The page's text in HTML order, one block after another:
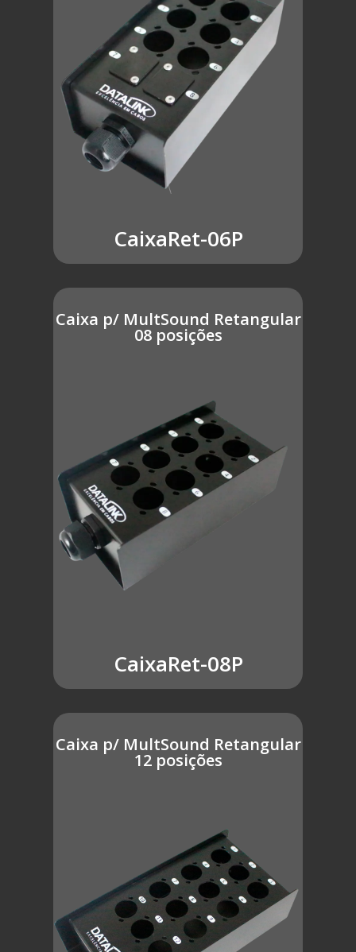
CaixaRet-06P
Caixa p/ MultSound Retangular
08 posições
CaixaRet-08P
Caixa p/ MultSound Retangular
12 posições